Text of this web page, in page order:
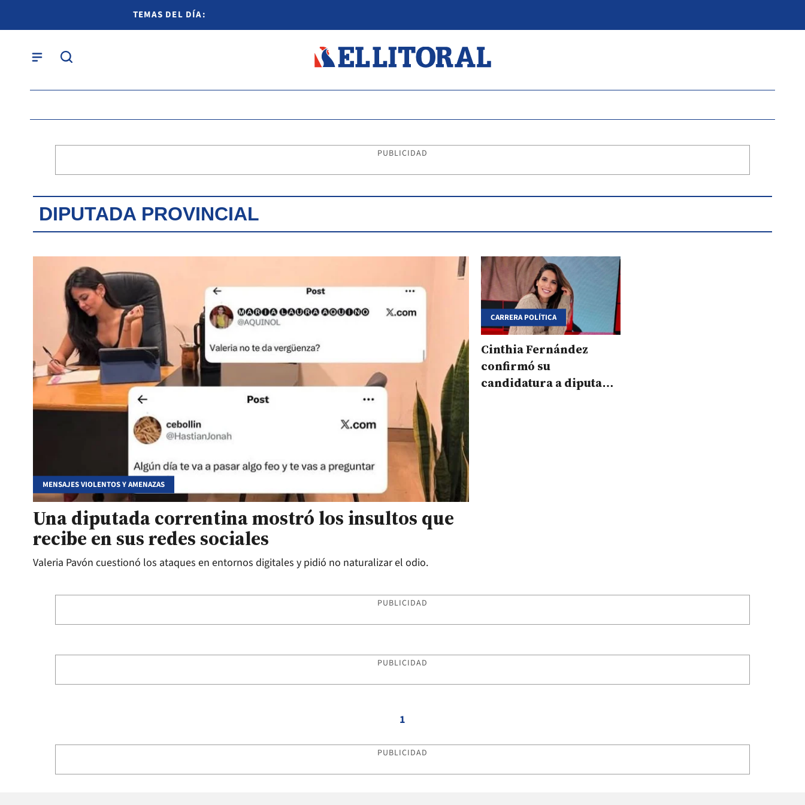
TEMAS DEL DÍA:
PUBLICIDAD
DIPUTADA PROVINCIAL
MENSAJES VIOLENTOS Y AMENAZAS
Una diputada correntina mostró los insultos que
recibe en sus redes sociales
Valeria Pavón cuestionó los ataques en entornos digitales y pidió no naturalizar el odio.
CARRERA POLÍTICA
Cinthia Fernández
confirmó su
candidatura a diputada
PUBLICIDAD
PUBLICIDAD
1
PUBLICIDAD